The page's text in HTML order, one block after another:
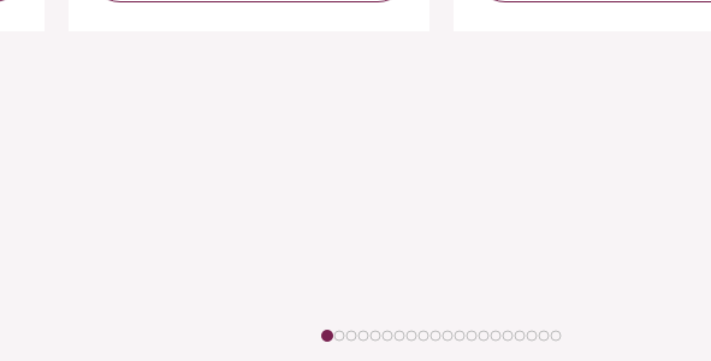
1 2 3 4 5 6 7 8 91011121314151617181920